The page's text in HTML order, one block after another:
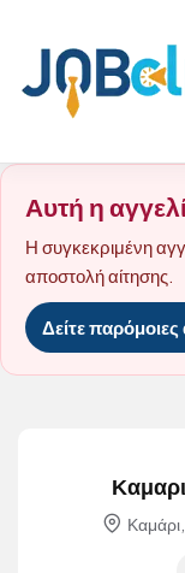
Αυτή η
Η συγκεκριμένη
αποστολή αίτησης.
Δείτε παρόμοιες